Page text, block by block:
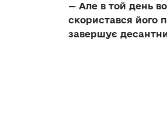
— Але в той день
скористався його
завершує